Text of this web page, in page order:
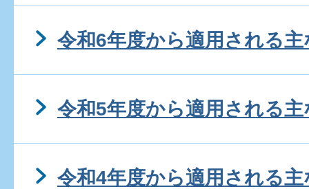
令和6年度から適用される主
令和5年度から適用される主
令和4年度から適用される主